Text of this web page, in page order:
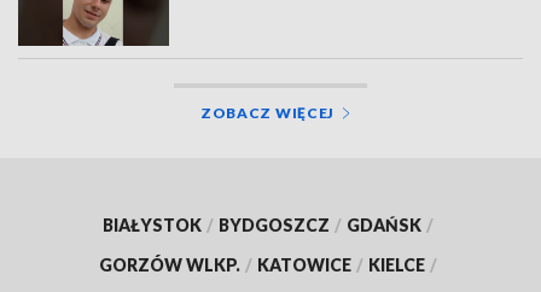
ZOBACZ WIĘCEJ
BIAŁYSTOK / BYDGOSZCZ / GDAŃSK /
GORZÓW WLKP. / KATOWICE / KIELCE /